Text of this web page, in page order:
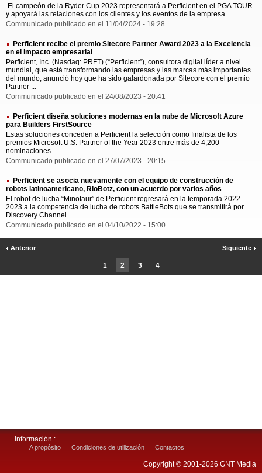
El campeón de la Ryder Cup 2023 representará a Perficient en el PGA TOUR
y apoyará las relaciones con los clientes y los eventos de la empresa.
Communicado publicado en el 11/04/2024 - 19:28
Perficient recibe el premio Sitecore Partner Award 2023 a la Excelencia
en el impacto empresarial
Perficient, Inc. (Nasdaq: PRFT) (“Perficient”), consultora digital líder a nivel
mundial, que está transformando las empresas y las marcas más importantes
del mundo, anunció hoy que ha sido galardonada por Sitecore con el premio
Partner ...
Communicado publicado en el 24/08/2023 - 20:41
Perficient diseña soluciones modernas en la nube de Microsoft Azure
para Builders FirstSource
Estas soluciones conceden a Perficient la selección como finalista de los
premios Microsoft U.S. Partner of the Year 2023 entre más de 4,200
nominaciones.
Communicado publicado en el 27/07/2023 - 20:15
Perficient se asocia nuevamente con el equipo de construcción de
robots latinoamericano, RioBotz, con un acuerdo por varios años
El robot de lucha “Minotaur” de Perficient regresará en la temporada 2022-
2023 a la competencia de lucha de robots BattleBots que se transmitirá por
Discovery Channel.
Communicado publicado en el 04/10/2022 - 15:00
Anterior
1 2 3 4
Siguiente
Información :
A propósito Condiciones de utilización Contactos
Copyright © 2001-2026 GNT Media